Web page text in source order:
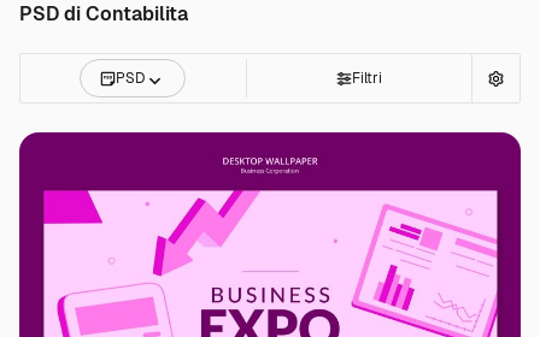
PSD di Contabilita
PSD Filtri